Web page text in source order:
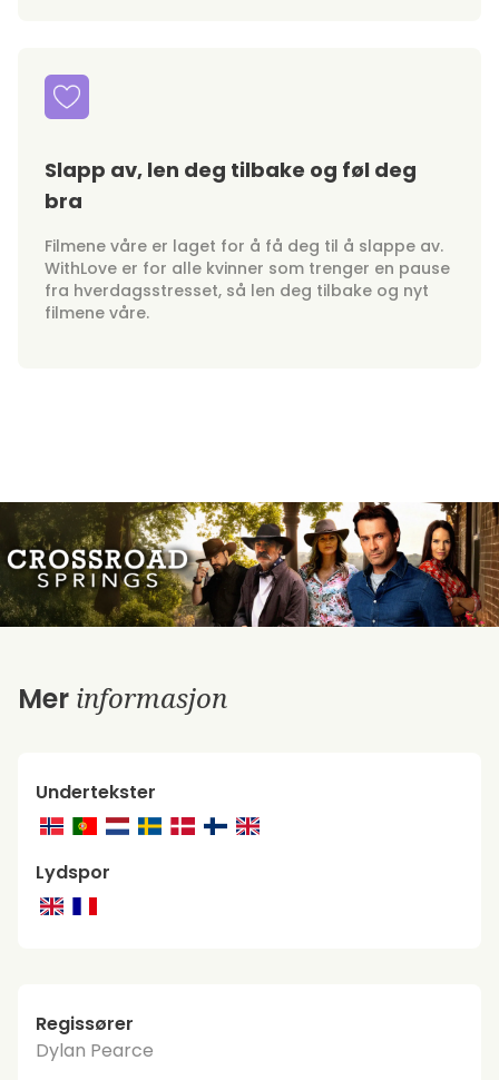
Slapp av, len deg tilbake og føl deg
bra
Filmene våre er laget for å få deg til å slappe av.
WithLove er for alle kvinner som trenger en pause
fra hverdagsstresset, så len deg tilbake og nyt
filmene våre.
Mer informasjon
Undertekster
Lydspor
Regissører
Dylan Pearce